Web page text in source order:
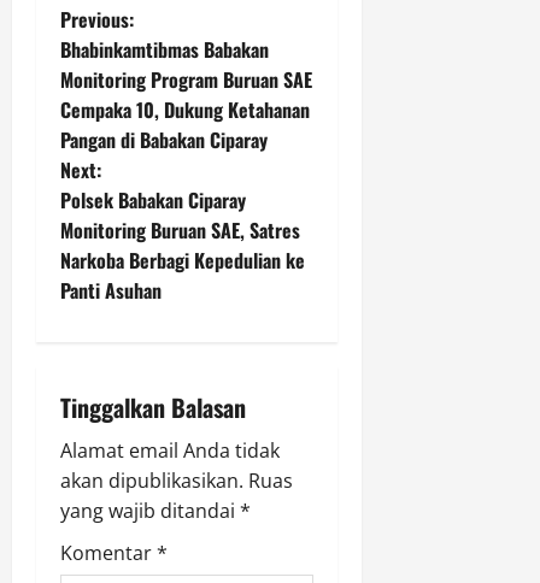
P
o
s
t
n
a
i
g
a
t
Previous:
Bhabinkamtibmas Babakan
Monitoring Program Buruan SAE
Cempaka 10, Dukung Ketahanan
Pangan di Babakan Ciparay
Next:
Polsek Babakan Ciparay
Monitoring Buruan SAE, Satres
Narkoba Berbagi Kepedulian ke
Panti Asuhan
Tinggalkan Balasan
Alamat email Anda tidak
akan dipublikasikan. Ruas
yang wajib ditandai *
Komentar*